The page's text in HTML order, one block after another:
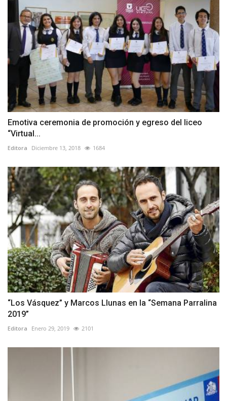
Emotiva ceremonia de promoción y egreso del liceo
“Virtual...
Editora Diciembre 13, 2018 1684
“Los Vásquez” y Marcos Llunas en la “Semana Parralina
2019”
Editora Enero 29, 2019 2101